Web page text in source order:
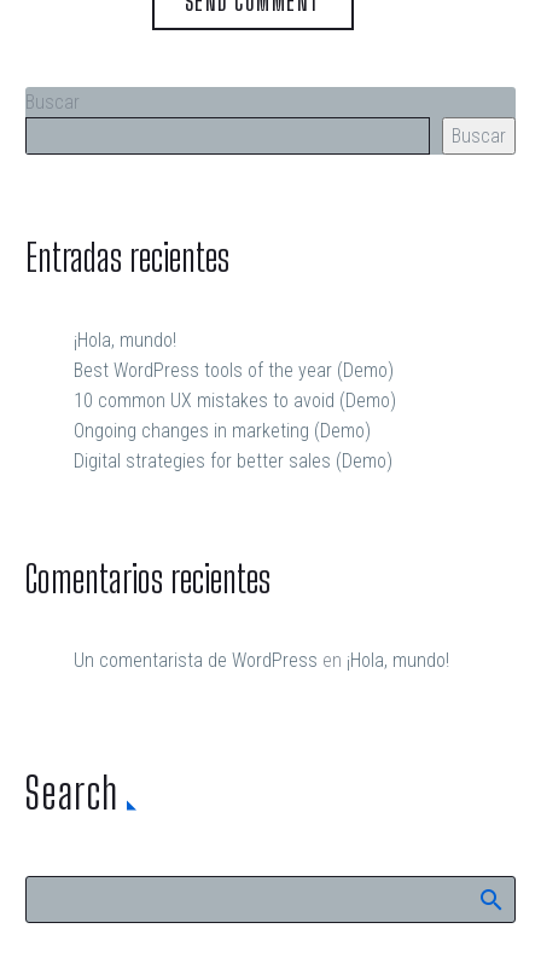
Buscar
Buscar
Entradas recientes
¡Hola, mundo!
Best WordPress tools of the year (Demo)
10 common UX mistakes to avoid (Demo)
Ongoing changes in marketing (Demo)
Digital strategies for better sales (Demo)
Comentarios recientes
Un comentarista de WordPress en ¡Hola, mundo!
Search